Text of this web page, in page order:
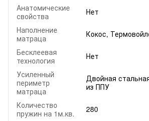
Анатомические
свойства
Нет
Наполнение
матраца
Кокос,
Бесклеевая
технология
Нет
Усиленный
периметр
матраца
Двойная
из ППУ
Количество
пружин на 1м.кв.
280